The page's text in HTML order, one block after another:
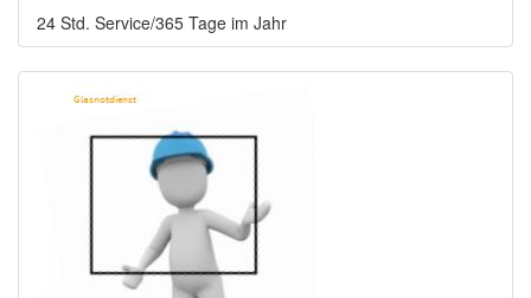
24 Std. Service/365 Tage im Jahr